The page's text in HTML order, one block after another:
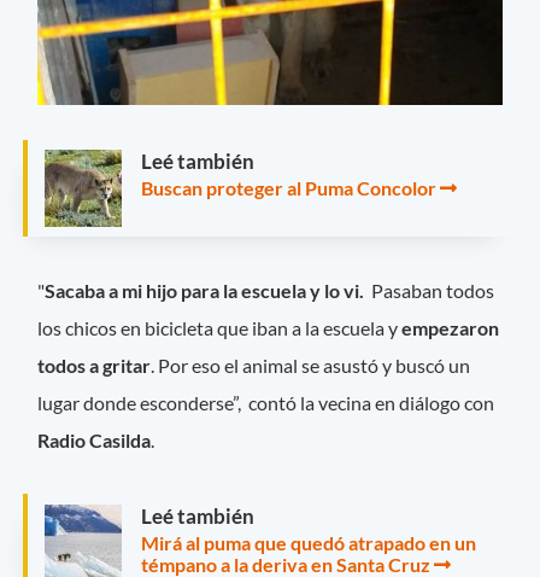
Leé también
Buscan proteger al Puma Concolor
"Sacaba a mi hijo para la escuela y lo vi. Pasaban todos
los chicos en bicicleta que iban a la escuela yempezaron
todos a gritar. Por eso el animal se asustó y buscó un
lugar donde esconderse”, contó la vecina en diálogo con
Radio Casilda.
Leé también
Mirá al puma que quedó atrapado en un
témpano a la deriva en Santa Cruz